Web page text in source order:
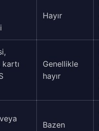
Hayır
Genellikle
hayır
Bazen